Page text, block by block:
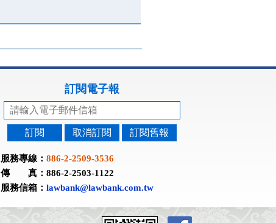
訂閱電子報
訂閱 取消訂閱 訂閱舊報
服務專線： 886-2-2509-3536
傳 真：886-2-2503-1122
服務信箱： lawbank@lawbank.com.tw